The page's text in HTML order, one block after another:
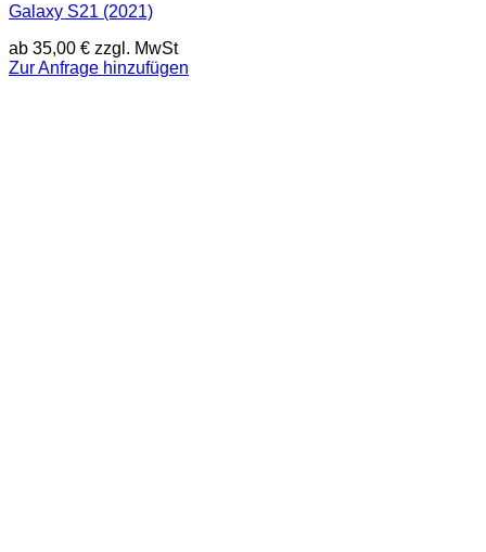
Galaxy S21 (2021)
ab 35,00 € zzgl. MwSt
Zur Anfrage hinzufügen